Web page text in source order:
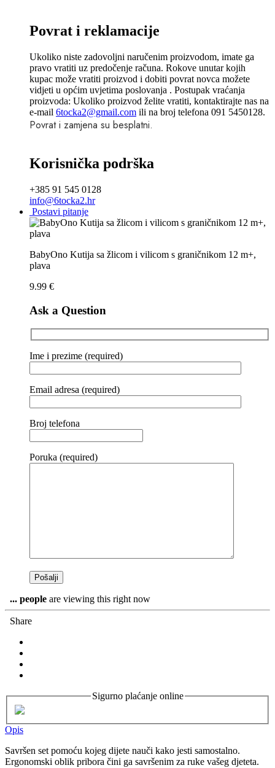
Povrat i reklamacije
Ukoliko niste zadovoljni naručenim proizvodom, imate ga
pravo vratiti uz predočenje računa. Rokove unutar kojih
kupac može vratiti proizvod i dobiti povrat novca možete
vidjeti u općim uvjetima poslovanja . Postupak vraćanja
proizvoda: Ukoliko proizvod želite vratiti, kontaktirajte nas na
e-mail 6tocka2@gmail.com ili na broj telefona 091 5450128.
Povrat i zamjena su besplatni.
Korisnička podrška
+385 91 545 0128
info@6tocka2.hr
Postavi pitanje
BabyOno Kutija sa žlicom i vilicom s graničnikom 12 m+,
plava
9.99 €
Ask a Question
Ime i prezime (required)
Email adresa (required)
Broj telefona
Poruka (required)
... people are viewing this right now
Share
Sigurno plaćanje online
Opis
Savršen set pomoću kojeg dijete nauči kako jesti samostalno.
Ergonomski oblik pribora čini ga savršenim za ruke vašeg djeteta.